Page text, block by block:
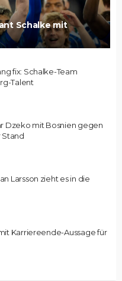
Schalke mit
fix: Schalke-Team
Talent
Dzeko mit Bosnien gegen
Stand
Larsson zieht es in die
Karriereende-Aussage für